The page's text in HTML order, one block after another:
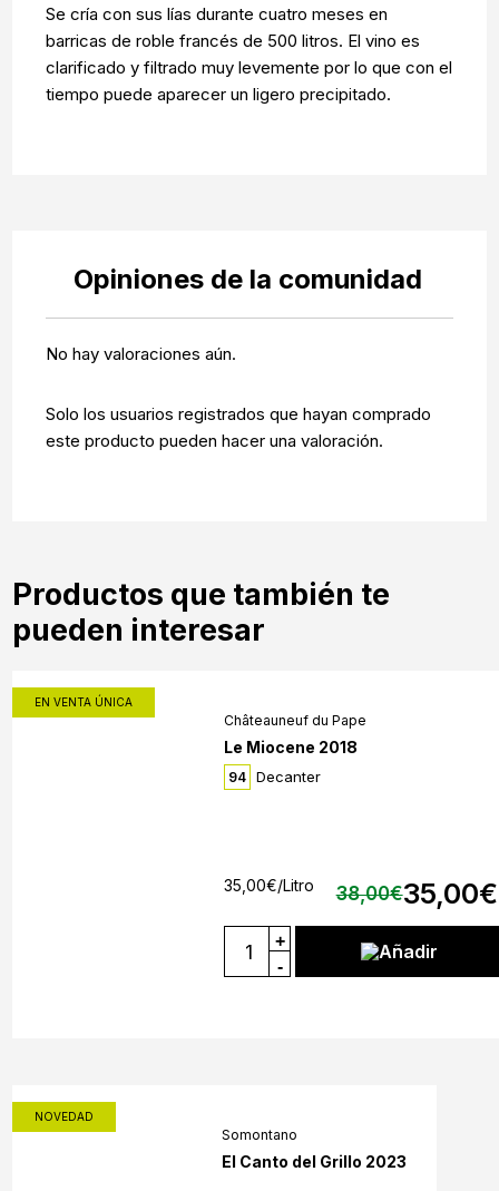
Se cría con sus lías durante cuatro meses en
barricas de roble francés de 500 litros. El vino es
clarificado y filtrado muy levemente por lo que con el
tiempo puede aparecer un ligero precipitado.
Opiniones de la comunidad
No hay valoraciones aún.
Solo los usuarios registrados que hayan comprado
este producto pueden hacer una valoración.
Productos que también te
pueden interesar
EN VENTA ÚNICA
Châteauneuf du Pape
Le Miocene 2018
94 Decanter
38,00€35,00€
35,00€/Litro
+
-
Añadir
NOVEDAD
Somontano
El Canto del Grillo 2023